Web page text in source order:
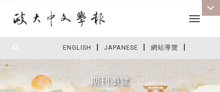
ENGLISH | JAPANESE | 網站導覽 |
Toggle
期刊瀏覽